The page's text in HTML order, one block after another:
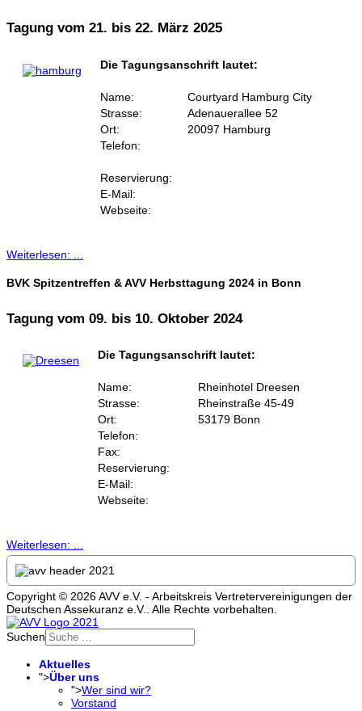
Tagung vom 21. bis 22. März 2025
Die Tagungsanschrift lautet:
Name:
Courtyard Hamburg City
Strasse:
Adenauerallee 52
Ort:
20097 Hamburg
Telefon:
Reservierung:
E-Mail:
Webseite:
Weiterlesen: ...
BVK Spitzentreffen & AVV Herbsttagung 2024 in Bonn
Tagung vom 09. bis 10. Oktober 2024
Die Tagungsanschrift lautet:
Name:
Rheinhotel Dreesen
Strasse:
Rheinstraße 45-49
Ort:
53179 Bonn
Telefon:
Fax:
Reservierung:
E-Mail:
Webseite:
Weiterlesen: ...
Copyright © 2026 AVV e.V. - Arbeitskreis Vertretervereinigungen der
Deutschen Assekuranz e.V.. Alle Rechte vorbehalten.
Suchen
Aktuelles
">Über uns
">Wer sind wir?
Vorstand